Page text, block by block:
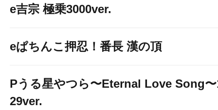
e吉宗 極乗3000ver.
eぱちんこ押忍！番長 漢の頂
Pうる星やつら〜Eternal Love Song
29ver.